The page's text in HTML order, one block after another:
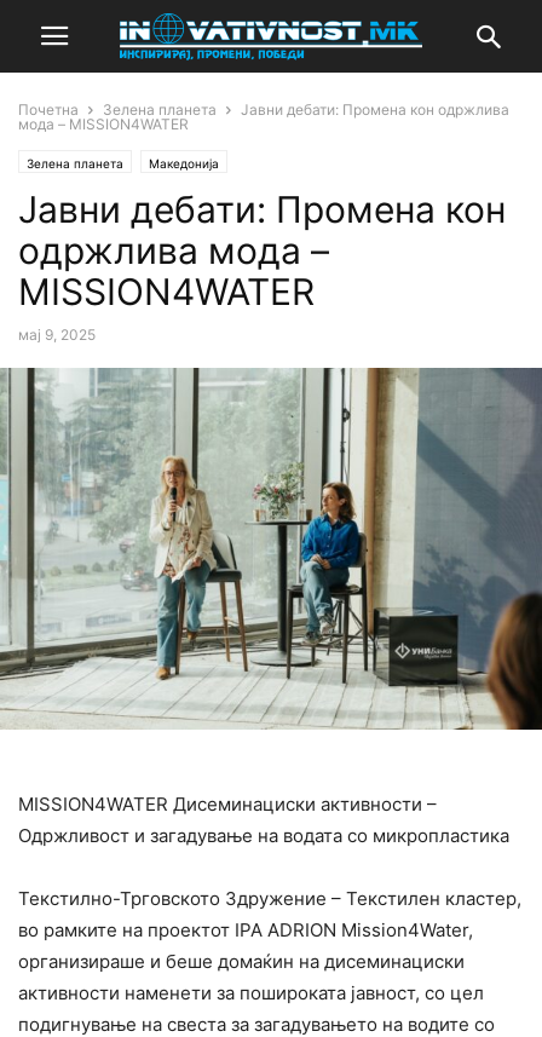
Почетна Зелена планета
Јавни дебати: Промена кон одржлива
мода – MISSION4WATER
Зелена планета Македонија
Јавни дебати: Промена кон
одржлива мода –
MISSION4WATER
мај 9, 2025
MISSION4WATER Дисеминациски активности –
Одржливост и загадување на водата со микропластика
Текстилно-Трговското Здружение – Текстилен кластер,
во рамките на проектот IPA ADRION Mission4Water,
организираше и беше домаќин на дисеминациски
активности наменети за пошироката јавност, со цел
подигнување на свеста за загадувањето на водите со